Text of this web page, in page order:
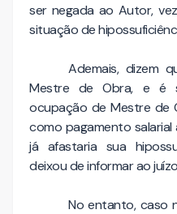
ser negada ao Autor,
situação de
Ademais, dizem
Mestre de Obra, e é
ocupação de Mestre de
como pagamento
já afastaria sua
deixou de informar ao
No entanto, caso